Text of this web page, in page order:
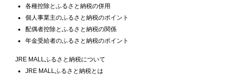
各種控除とふるさと納税の併用
個人事業主のふるさと納税のポイント
配偶者控除とふるさと納税の関係
年金受給者のふるさと納税のポイント
JRE MALLふるさと納税について
JRE MALLふるさと納税とは